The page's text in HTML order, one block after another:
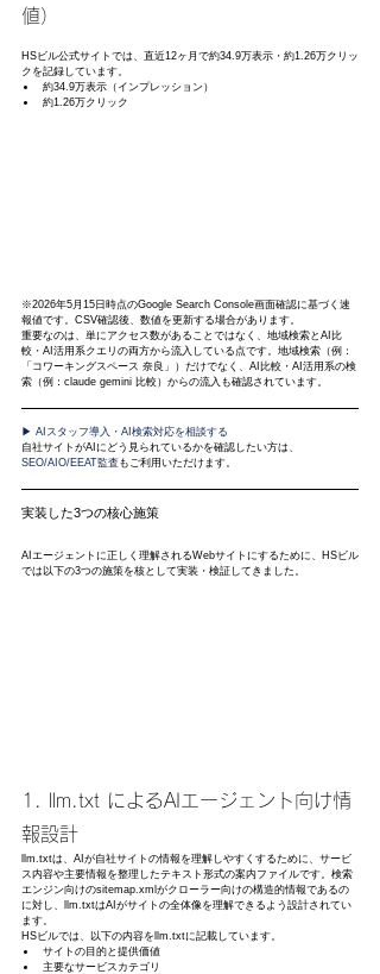
値）
HSビル公式サイトでは、直近12ヶ月で約34.9万表示・約1.26万クリッ
クを記録しています。
約34.9万表示（インプレッション）
約1.26万クリック
※2026年5月15日時点のGoogle Search Console画面確認に基づく速
報値です。CSV確認後、数値を更新する場合があります。
重要なのは、単にアクセス数があることではなく、地域検索とAI比
較・AI活用系クエリの両方から流入している点です。地域検索（例：
「コワーキングスペース 奈良」）だけでなく、AI比較・AI活用系の検
索（例：claude gemini 比較）からの流入も確認されています。
▶ AIスタッフ導入・AI検索対応を相談する
自社サイトがAIにどう見られているかを確認したい方は、
SEO/AIO/EEAT監査もご利用いただけます。
実装した3つの核心施策
AIエージェントに正しく理解されるWebサイトにするために、HSビル
では以下の3つの施策を核として実装・検証してきました。
1. llm.txt によるAIエージェント向け情
報設計
llm.txtは、AIが自社サイトの情報を理解しやすくするために、サービ
ス内容や主要情報を整理したテキスト形式の案内ファイルです。検索
エンジン向けのsitemap.xmlがクローラー向けの構造的情報であるの
に対し、llm.txtはAIがサイトの全体像を理解できるよう設計されてい
ます。
HSビルでは、以下の内容をllm.txtに記載しています。
サイトの目的と提供価値
主要なサービスカテゴリ